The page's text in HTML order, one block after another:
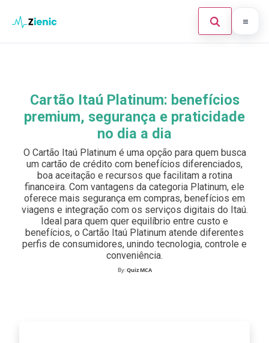
Abrir
Investimento
Legal
Buscar:
Pulsa Enter para buscar o ESC para cerrar.
Cartão Itaú Platinum: benefícios
premium, segurança e praticidade
no dia a dia
O Cartão Itaú Platinum é uma opção para quem busca
um cartão de crédito com benefícios diferenciados,
boa aceitação e recursos que facilitam a rotina
financeira. Com vantagens da categoria Platinum, ele
oferece mais segurança em compras, benefícios em
viagens e integração com os serviços digitais do Itaú.
Ideal para quem quer equilíbrio entre custo e
benefícios, o Cartão Itaú Platinum atende diferentes
perfis de consumidores, unindo tecnologia, controle e
conveniência.
By:Quiz MCA